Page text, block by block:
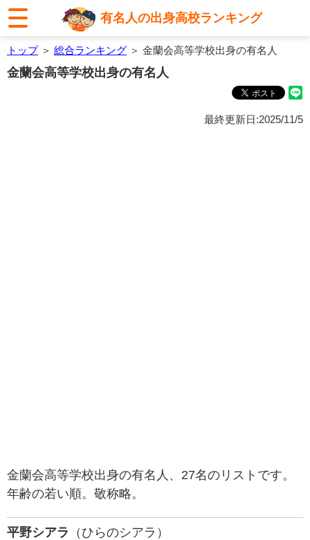
有名人の出身高校ランキング
トップ＞ 総合ランキング ＞ 金蘭会高等学校出身の有名人
金蘭会高等学校出身の有名人
最終更新日:2025/11/5
金蘭会高等学校出身の有名人、27名のリストです。
年齢の若い順。敬称略。
平野シアラ （ひらのシアラ）